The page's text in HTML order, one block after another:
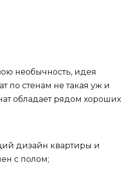
необычность, идея
по стенам не такая уж и
обладает рядом хороших
дизайн квартиры и
с полом;